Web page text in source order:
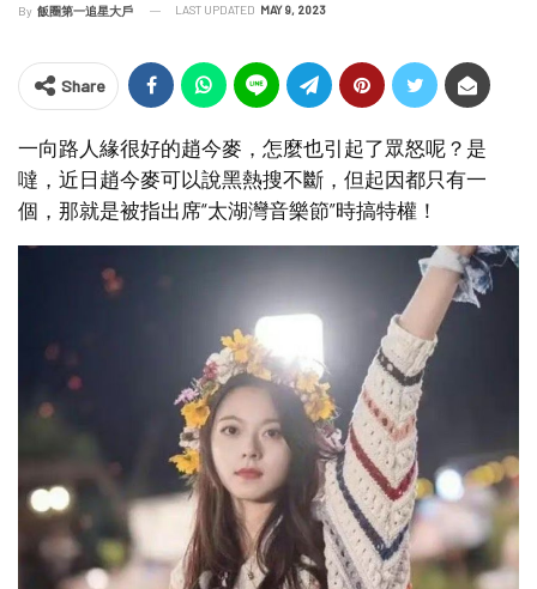
By 飯圈第一追星大戶 LAST UPDATED MAY 9, 2023
Share
一向路人緣很好的趙今麥，怎麼也引起了眾怒呢？是
噠，近日趙今麥可以說黑熱搜不斷，但起因都只有一
個，那就是被指出席“太湖灣音樂節”時搞特權！